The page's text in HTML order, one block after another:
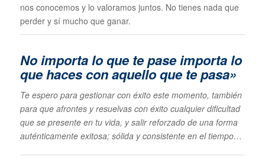
nos conocemos y lo valoramos juntos. No tienes nada que
perder y sí mucho que ganar.
No importa lo que te pase importa lo
que haces con aquello que te pasa»
Te espero para gestionar con éxito este momento, también
para que afrontes y resuelvas con éxito cualquier dificultad
que se presente en tu vida, y salir reforzado de una forma
auténticamente exitosa; sólida y consistente en el tiempo…